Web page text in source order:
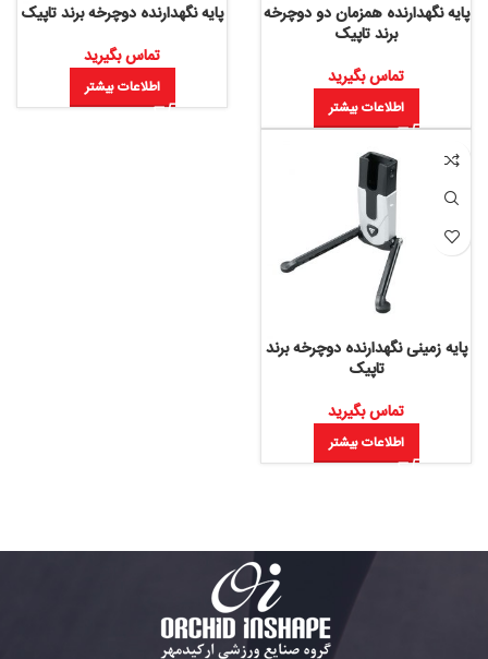
پایه نگهدارنده همزمان دو دوچرخه
برند تاپیک
تماس بگیرید
اطلاعات بیشتر
پایه نگهدارنده دوچرخه برند تاپیک
تماس بگیرید
اطلاعات بیشتر
پایه زمینی نگهدارنده دوچرخه برند
تاپیک
تماس بگیرید
اطلاعات بیشتر